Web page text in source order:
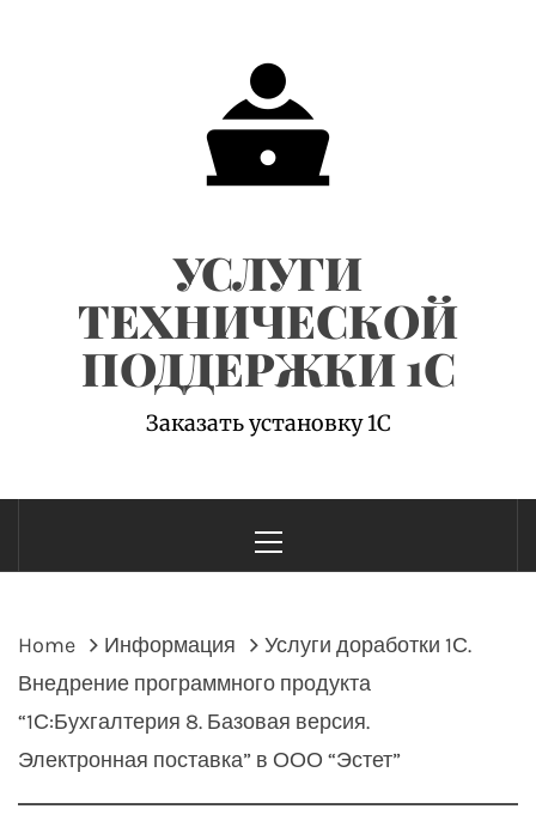
УСЛУГИ
ТЕХНИЧЕСКОЙ
ПОДДЕРЖКИ 1С
Заказать установку 1С
Menu
Home Информация
Услуги доработки 1С.
Внедрение программного продукта
“1С:Бухгалтерия 8. Базовая версия.
Электронная поставка” в ООО “Эстет”